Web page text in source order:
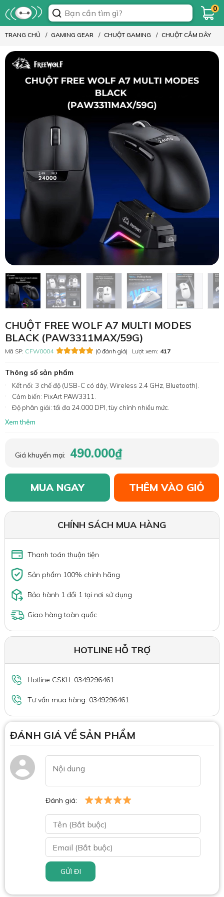
0
TRANG CHỦ GAMING GEAR CHUỘT GAMING CHUỘT CẮM DÂY
CHUỘT FREE WOLF A7 MULTI MODES
BLACK (PAW3311MAX/59G)
Mã SP: CFW0004 (0 đánh giá) Lượt xem: 417
Thông số sản phẩm
Kết nối: 3 chế độ (USB-C có dây, Wireless 2.4 GHz, Bluetooth).
Cảm biến: PixArt PAW3311.
Độ phân giải: tối đa 24.000 DPI, tùy chỉnh nhiều mức.
Xem thêm
Giá khuyến mại: 490.000₫
MUA NGAY THÊM VÀO GIỎ
CHÍNH SÁCH MUA HÀNG
Thanh toán thuận tiện
Sản phẩm 100% chính hãng
Bảo hành 1 đổi 1 tại nơi sử dụng
Giao hàng toàn quốc
HOTLINE HỖ TRỢ
Hotline CSKH: 0349296461
Tư vấn mua hàng: 0349296461
ĐÁNH GIÁ VỀ SẢN PHẨM
Đánh giá:
GỬI ĐI